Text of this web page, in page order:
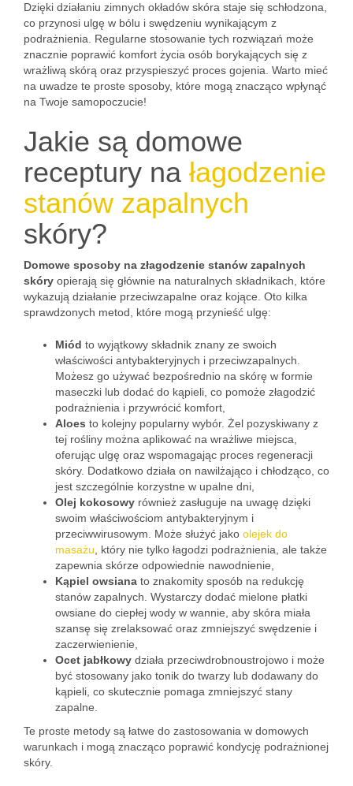
Dzięki działaniu zimnych okładów skóra staje się schłodzona,
co przynosi ulgę w bólu i swędzeniu wynikającym z
podrażnienia. Regularne stosowanie tych rozwiązań może
znacznie poprawić komfort życia osób borykających się z
wrażliwą skórą oraz przyspieszyć proces gojenia. Warto mieć
na uwadze te proste sposoby, które mogą znacząco wpłynąć
na Twoje samopoczucie!
Jakie są domowe
receptury na łagodzenie
stanów zapalnych
skóry?
Domowe sposoby na złagodzenie stanów zapalnych
skóry opierają się głównie na naturalnych składnikach, które
wykazują działanie przeciwzapalne oraz kojące. Oto kilka
sprawdzonych metod, które mogą przynieść ulgę:
Miód to wyjątkowy składnik znany ze swoich
właściwości antybakteryjnych i przeciwzapalnych.
Możesz go używać bezpośrednio na skórę w formie
maseczki lub dodać do kąpieli, co pomoże złagodzić
podrażnienia i przywrócić komfort,
Aloes to kolejny popularny wybór. Żel pozyskiwany z
tej rośliny można aplikować na wrażliwe miejsca,
oferując ulgę oraz wspomagając proces regeneracji
skóry. Dodatkowo działa on nawilżająco i chłodząco, co
jest szczególnie korzystne w upalne dni,
Olej kokosowy również zasługuje na uwagę dzięki
swoim właściwościom antybakteryjnym i
przeciwwirusowym. Może służyć jako olejek do
masażu , który nie tylko łagodzi podrażnienia, ale także
zapewnia skórze odpowiednie nawodnienie,
Kąpiel owsiana to znakomity sposób na redukcję
stanów zapalnych. Wystarczy dodać mielone płatki
owsiane do ciepłej wody w wannie, aby skóra miała
szansę się zrelaksować oraz zmniejszyć swędzenie i
zaczerwienienie,
Ocet jabłkowy działa przeciwdrobnoustrojowo i może
być stosowany jako tonik do twarzy lub dodawany do
kąpieli, co skutecznie pomaga zmniejszyć stany
zapalne.
Te proste metody są łatwe do zastosowania w domowych
warunkach i mogą znacząco poprawić kondycję podrażnionej
skóry.